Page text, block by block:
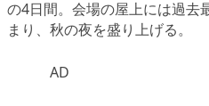
の4日間。会場の屋上には過去
まり、秋の夜を盛り上げる。
AD